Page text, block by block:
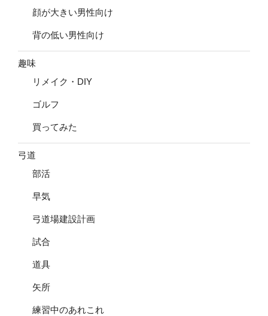
顔が大きい男性向け
背の低い男性向け
趣味
リメイク・DIY
ゴルフ
買ってみた
弓道
部活
早気
弓道場建設計画
試合
道具
矢所
練習中のあれこれ